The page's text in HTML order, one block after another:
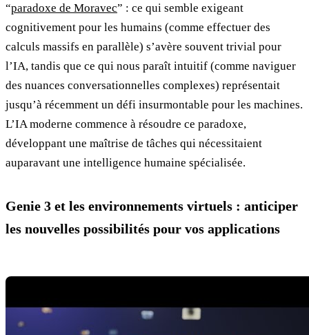
“paradoxe de Moravec” : ce qui semble exigeant
cognitivement pour les humains (comme effectuer des
calculs massifs en parallèle) s’avère souvent trivial pour
l’IA, tandis que ce qui nous paraît intuitif (comme naviguer
des nuances conversationnelles complexes) représentait
jusqu’à récemment un défi insurmontable pour les machines.
L’IA moderne commence à résoudre ce paradoxe,
développant une maîtrise de tâches qui nécessitaient
auparavant une intelligence humaine spécialisée.
Genie 3 et les environnements virtuels : anticiper
les nouvelles possibilités pour vos applications